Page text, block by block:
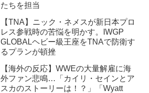
たちを担当
【TNA】ニック・ネメスが新日本プロ
レス参戦時の苦悩を明かす。IWGP
GLOBALヘビー級王座をTNAで防衛す
るプランが頓挫
【海外の反応】WWEの大量解雇に海
外ファン悲鳴…「カイリ・セインとア
スカのストーリーは！？」「Wyatt